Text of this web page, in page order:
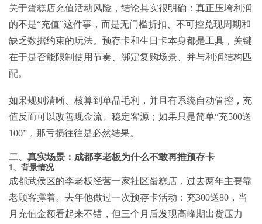
关于蛋糕店充值活动风险 ，结论其实很明确：真正压垮利润
的不是“充值”这件事，而是无门槛折扣、不可控兑现周期和
缺乏数据约束的玩法。预存卡和生日卡本身都是工具，关键
在于是否能限制使用节奏、绑定复购场景、并与利润结构匹
配。
如果规则清晰、核算到单品毛利，并且有系统自动管控，充
值反而可以改善现金流、稳定客源；如果只是简单“充500送
100”，那亏损往往是必然结果。
二、真实场景：成都李老板为什么不敢再推预存卡
1、背景情况
成都武侯区的李老板经营一家社区蛋糕店，过去两年主要靠
老顾客撑着。去年他做过一次预存卡活动：充300送80，当
月充值金额看起来不错，但三个月后发现高峰期出货压力